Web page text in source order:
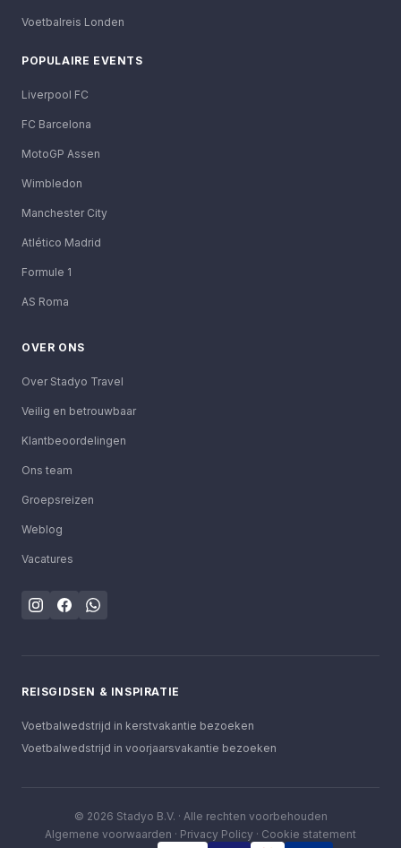
Voetbalreis Londen
POPULAIRE EVENTS
Liverpool FC
FC Barcelona
MotoGP Assen
Wimbledon
Manchester City
Atlético Madrid
Formule 1
AS Roma
OVER ONS
Over Stadyo Travel
Veilig en betrouwbaar
Klantbeoordelingen
Ons team
Groepsreizen
Weblog
Vacatures
REISGIDSEN & INSPIRATIE
Voetbalwedstrijd in kerstvakantie bezoeken
Voetbalwedstrijd in voorjaarsvakantie bezoeken
© 2026 Stadyo B.V. · Alle rechten voorbehouden
Algemene voorwaarden · Privacy Policy · Cookie statement